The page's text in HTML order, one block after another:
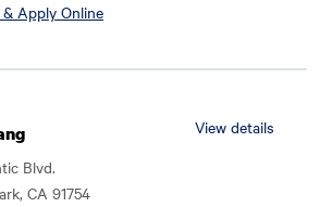
Apply Online
Blvd.
CA 91754
View details